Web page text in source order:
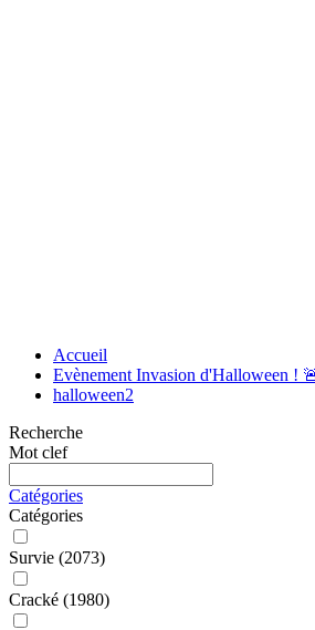
Accueil
Evènement Invasion d'Halloween !
halloween2
Recherche
Mot clef
Catégories
Catégories
Survie (2073)
Cracké (1980)